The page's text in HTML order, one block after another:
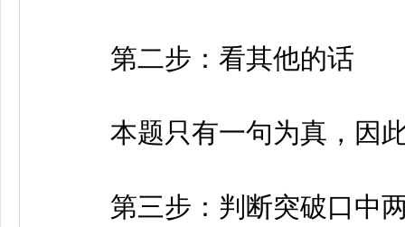
第二步：看其他的话
本题只有一句为真，因此
第三步：判断突破口中